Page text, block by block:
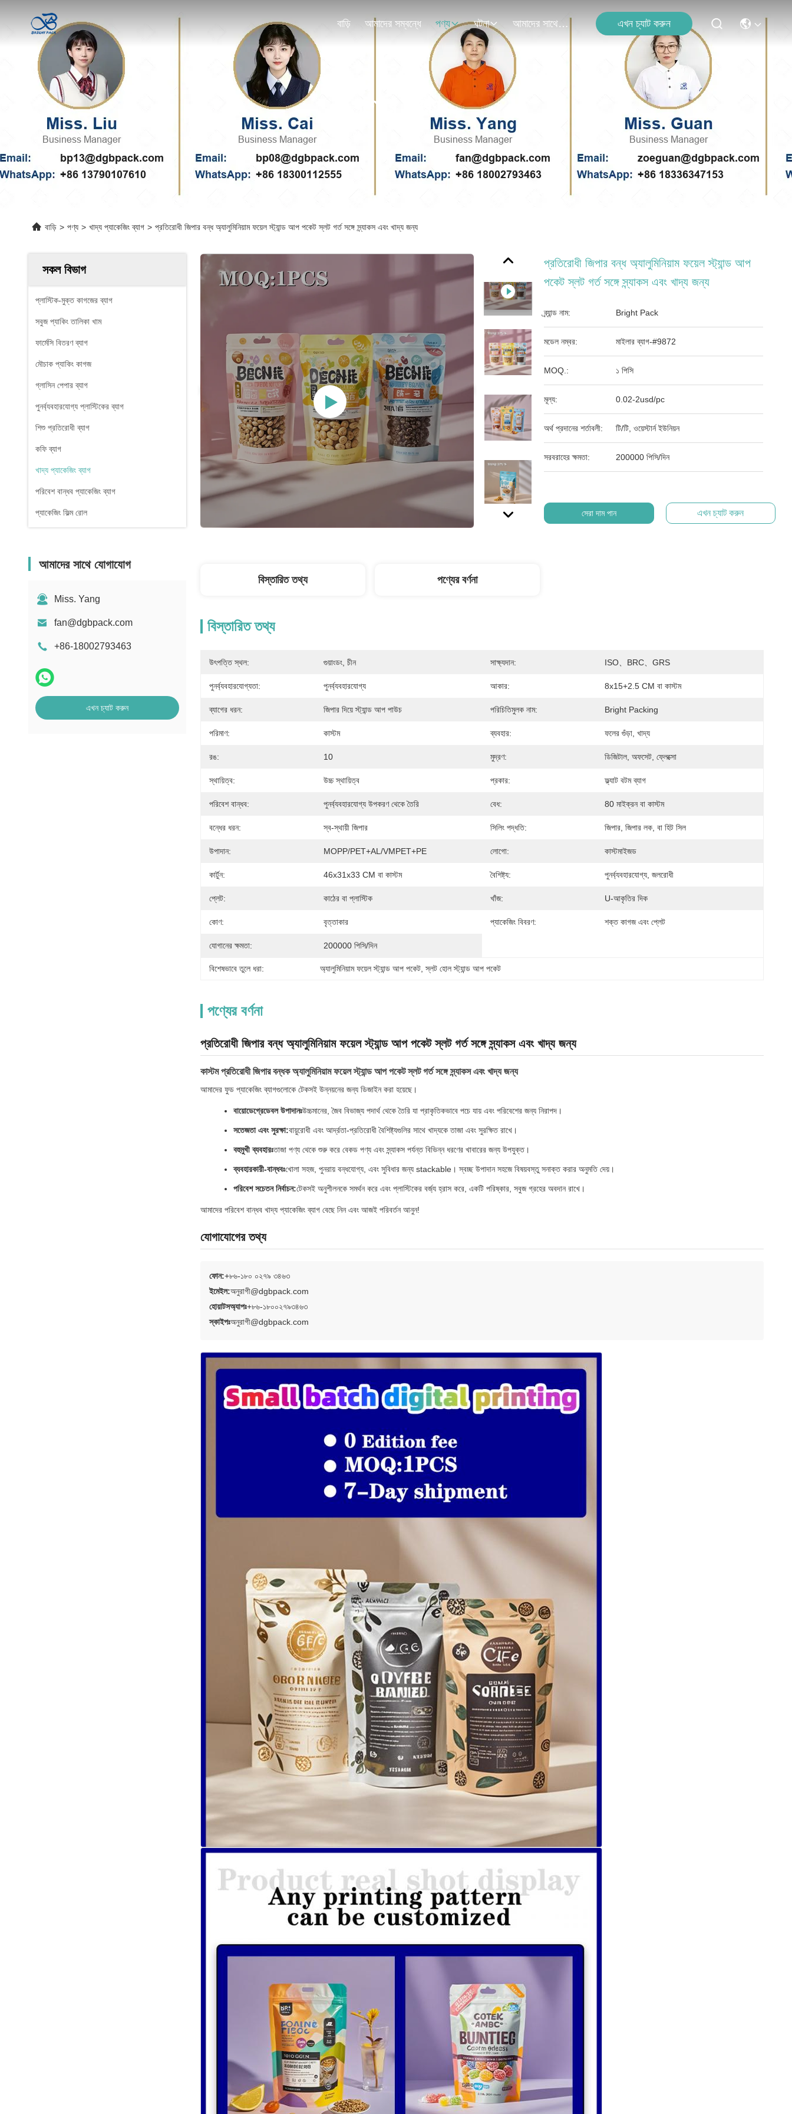
বাড়ি আমাদের সম্বন্ধে পণ্য ঘটনা আমাদের সাথে যোগাযোগ এখন চ্যাট করুন
পণ্যের বিবরণ
বাড়ি > পণ্য > খাদ্য প্যাকেজিং ব্যাগ > প্রতিরোধী জিপার বন্ধ অ্যালুমিনিয়াম ফয়েল স্ট্যান্ড আপ পকেট স্লট গর্ত সঙ্গে স্ন্যাকস এবং খাদ্য জন্য
সকল বিভাগ
প্লাস্টিক-মুক্ত কাগজের ব্যাগ
সবুজ প্যাকিং তালিকা খাম
ফার্মেসি বিতরণ ব্যাগ
মৌচাক প্যাকিং কাগজ
গ্লাসিন পেপার ব্যাগ
পুনর্ব্যবহারযোগ্য প্লাস্টিকের ব্যাগ
শিশু প্রতিরোধী ব্যাগ
কফি ব্যাগ
খাদ্য প্যাকেজিং ব্যাগ
পরিবেশ বান্ধব প্যাকেজিং ব্যাগ
প্যাকেজিং ফিল্ম রোল
আমাদের সাথে যোগাযোগ
Miss. Yang
fan@dgbpack.com
+86-18002793463
এখন চ্যাট করুন
প্রতিরোধী জিপার বন্ধ অ্যালুমিনিয়াম ফয়েল স্ট্যান্ড আপ
পকেট স্লট গর্ত সঙ্গে স্ন্যাকস এবং খাদ্য জন্য
ব্র্যান্ড নাম: Bright Pack
মডেল নম্বর: মাইলার ব্যাগ-#9872
MOQ.: ১ পিসি
মূল্য: 0.02-2usd/pc
অর্থ প্রদানের শর্তাবলী: টি/টি, ওয়েস্টার্ন ইউনিয়ন
সরবরাহের ক্ষমতা: 200000 পিসি/দিন
সেরা দাম পান এখন চ্যাট করুন
বিস্তারিত তথ্য পণ্যের বর্ণনা
বিস্তারিত তথ্য
উৎপত্তি স্থল: গুয়াংডং, চীন সাক্ষ্যদান: ISO、BRC、GRS
পুনর্ব্যবহারযোগ্যতা: পুনর্ব্যবহারযোগ্য আকার: 8x15+2.5 CM বা কাস্টম
ব্যাগের ধরন: জিপার দিয়ে স্ট্যান্ড আপ পাউচ পরিচিতিমুলক নাম: Bright Packing
পরিমাণ: কাস্টম ব্যবহার: ফলের গুঁড়া, খাদ্য
রঙ: 10 মুদ্রণ: ডিজিটাল, অফসেট, ফ্লেক্সো
স্থায়িত্ব: উচ্চ স্থায়িত্ব প্রকার: ফ্ল্যাট বটম ব্যাগ
পরিবেশ বান্ধব: পুনর্ব্যবহারযোগ্য উপকরণ থেকে তৈরি বেধ: 80 মাইক্রন বা কাস্টম
বন্ধের ধরন: স্ব-স্থায়ী জিপার সিলিং পদ্ধতি: জিপার, জিপার লক, বা হিট সিল
উপাদান: MOPP/PET+AL/VMPET+PE লোগো: কাস্টমাইজড
কার্টুন: 46x31x33 CM বা কাস্টম বৈশিষ্ট্য: পুনর্ব্যবহারযোগ্য, জলরোধী
প্লেট: কাঠের বা প্লাস্টিক খাঁজ: U-আকৃতির দিক
কোণ: বৃত্তাকার প্যাকেজিং বিবরণ: শক্ত কাগজ এবং প্লেট
যোগানের ক্ষমতা: 200000 পিসি/দিন
বিশেষভাবে তুলে ধরা: অ্যালুমিনিয়াম ফয়েল স্ট্যান্ড আপ পকেট , স্লট হোল স্ট্যান্ড আপ পকেট
পণ্যের বর্ণনা
প্রতিরোধী জিপার বন্ধ অ্যালুমিনিয়াম ফয়েল স্ট্যান্ড আপ পকেট স্লট গর্ত সঙ্গে স্ন্যাকস এবং খাদ্য জন্য
কাস্টম প্রতিরোধী জিপার বন্ধক অ্যালুমিনিয়াম ফয়েল স্ট্যান্ড আপ পকেট স্লট গর্ত সঙ্গে স্ন্যাকস এবং খাদ্য জন্য
আমাদের ফুড প্যাকেজিং ব্যাগগুলোকে টেকসই উন্নয়নের জন্য ডিজাইন করা হয়েছে।
বায়োডেগ্রেডেবল উপাদানঃউচ্চমানের, জৈব বিভাজ্য পদার্থ থেকে তৈরি যা প্রাকৃতিকভাবে পচে যায় এবং পরিবেশের জন্য নিরাপদ।
সতেজতা এবং সুরক্ষা:বায়ুরোধী এবং আর্দ্রতা-প্রতিরোধী বৈশিষ্ট্যগুলির সাথে খাদ্যকে তাজা এবং সুরক্ষিত রাখে।
বহুমুখী ব্যবহারঃতাজা পণ্য থেকে শুরু করে বেকড পণ্য এবং স্ন্যাকস পর্যন্ত বিভিন্ন ধরণের খাবারের জন্য উপযুক্ত।
ব্যবহারকারী-বান্ধবঃখোলা সহজ, পুনরায় বন্ধযোগ্য, এবং সুবিধার জন্য stackable। স্বচ্ছ উপাদান সহজে বিষয়বস্তু সনাক্ত করার অনুমতি দেয়।
পরিবেশ সচেতন নির্বাচন:টেকসই অনুশীলনকে সমর্থন করে এবং প্লাস্টিকের বর্জ্য হ্রাস করে, একটি পরিষ্কার, সবুজ গ্রহের অবদান রাখে।
আমাদের পরিবেশ বান্ধব খাদ্য প্যাকেজিং ব্যাগ বেছে নিন এবং আজই পরিবর্তন আনুন!
যোগাযোগের তথ্য
ফোন:+৮৬-১৮০ ০২৭৯ ৩৪৬৩
ইমেইল:অনুরাগী@dgbpack.com
হোয়াটসঅ্যাপঃ+৮৬-১৮০০২৭৯৩৪৬৩
স্কাইপঃঅনুরাগী@dgbpack.com